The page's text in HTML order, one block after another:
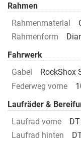
Rahmen
Rahmenmaterial
Rahmenform
Fahrwerk
Gabel
RockShox
Federweg vorne
Laufräder &
Laufrad vorne
Laufrad hinten